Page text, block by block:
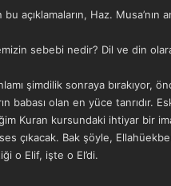
açıklamaların, Haz.
sebebi nedir? Dil ve din
şimdilik sonraya bırakıyor,
babası olan en yüce tanrıdır.
Kuran kursundaki ihtiyar bir
çıkacak. Bak şöyle,
o Elif, işte o El’di.